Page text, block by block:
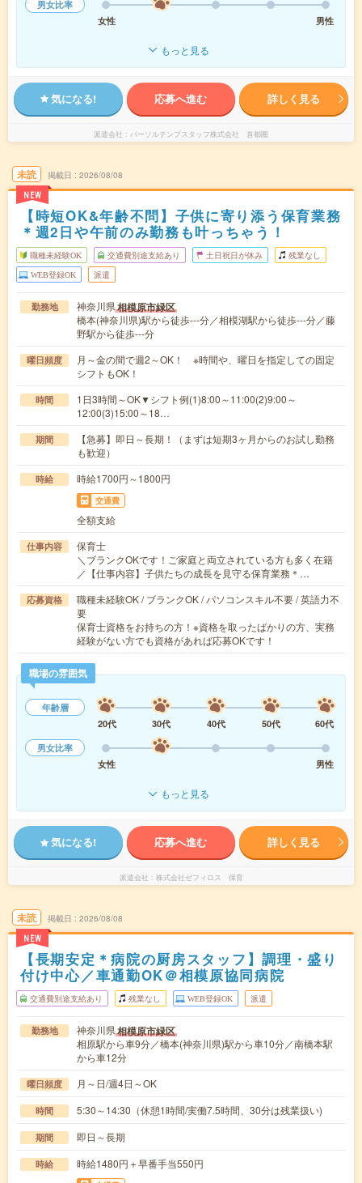
男女比率
女性
男性
もっと見る
気になる! 応募へ進む 詳しく見る
派遣会社 パーソルテンプスタッフ株式会社 首都圏
未読
NEW
掲載日 2026/08/08
【時短OK&年齢不問】子供に寄り添う保育業務
＊週2日や午前のみ勤務も叶っちゃう！
職種未経験OK 交通費別途支給あり 土日祝日が休み 残業なし
WEB登録OK 派遣
勤務地 神奈川県相模原市緑区
橋本(神奈川県)駅から徒歩---分／相模湖駅から徒歩---分／藤
野駅から徒歩---分
曜日頻度
月～金の間で週2～OK！ ※時間や、曜日を指定しての固定
シフトもOK！
時間
1日3時間～OK▼シフト例(1)8:00～11:00(2)9:00～
12:00(3)15:00～18…
期間
【急募】即日～長期！（まずは短期3ヶ月からのお試し勤務
も歓迎）
時給 時給1700円～1800円
交通費
全額支給
仕事内容
保育士
＼ブランクOKです！ご家庭と両立されている方も多く在籍
／【仕事内容】子供たちの成長を見守る保育業務＊…
応募資格
職種未経験OK / ブランクOK / パソコンスキル不要 / 英語力不
要
保育士資格をお持ちの方！※資格を取ったばかりの方、実務
経験がない方でも資格があれば応募OKです！
職場の雰囲気
年齢層
20代
30代 40代 50代
60代
男女比率
女性
男性
もっと見る
気になる! 応募へ進む 詳しく見る
派遣会社 株式会社ゼフィロス 保育
未読
NEW
掲載日 2026/08/08
【長期安定＊病院の厨房スタッフ】調理・盛り
付け中心／車通勤OK＠相模原協同病院
交通費別途支給あり 残業なし WEB登録OK 派遣
勤務地 神奈川県相模原市緑区
相原駅から車9分／橋本(神奈川県)駅から車10分／南橋本駅
から車12分
曜日頻度 月～日/週4日～OK
時間 5:30～14:30（休憩1時間/実働7.5時間、30分は残業扱い)
期間 即日～長期
時給 時給1480円＋早番手当550円